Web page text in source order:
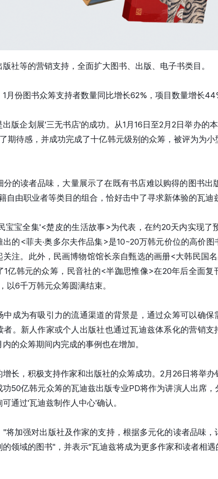
社等的营销支持，全面扩大图书、出版、电子书类目。
月份图书众筹支持者数量同比增长62%，项目数量增长
版企划展'三无书店'的成功。从1月16日至2月2日举办的
期待感，并成功完成了十亿韩元级别的众筹，被评为为
分的读者品味，大量展示了在既有书店难以购得的图书
由职业者等类目的组合，恰好击中了寻求新体验的瓦迪
宝宝全集'<楚皮的生活故事>为代表，在约20天内实现了
的<菲夫·奥多尔夫作品集>是10~20万韩元价位的高价图
关注。此外，民画博物馆馆长亲自甄选的画册<大韩民国
1亿韩元的众筹，民音社的<半跏思惟像>在20年后全面复
以6千万韩元众筹圆满结束。
中成为有吸引力的流通渠道的背景是，通过众筹可以确保
者。新人作家或个人出版社也通过瓦迪兹体系化的营销支
的众筹期间内完成的事例也在增加。
长，积极支持作家和出版社的众筹成功。2月26日将举
50亿韩元众筹的瓦迪兹出版专业PD将作为讲演人出席
通过'瓦迪兹制作人中心'确认。
将加强对出版社及作家的支持，根据多元化的读者品味
领域的图书"，并表示"瓦迪兹将成为更多作家和读者相